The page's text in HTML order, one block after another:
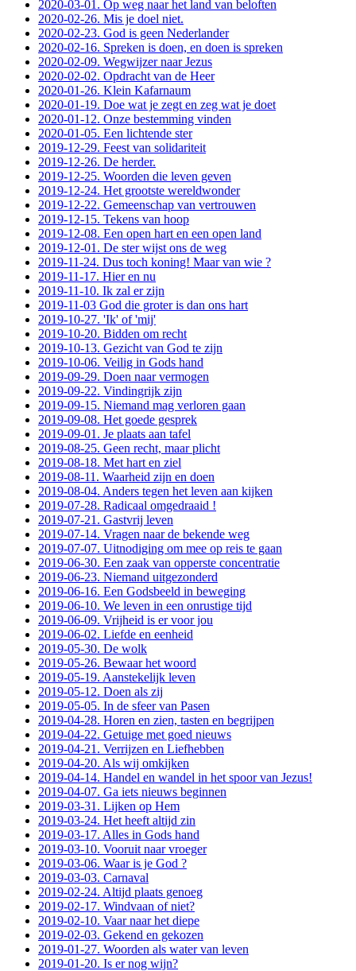
2020-03-01. Op weg naar het land van beloften
2020-02-26. Mis je doel niet.
2020-02-23. God is geen Nederlander
2020-02-16. Spreken is doen, en doen is spreken
2020-02-09. Wegwijzer naar Jezus
2020-02-02. Opdracht van de Heer
2020-01-26. Klein Kafarnaum
2020-01-19. Doe wat je zegt en zeg wat je doet
2020-01-12. Onze bestemming vinden
2020-01-05. Een lichtende ster
2019-12-29. Feest van solidariteit
2019-12-26. De herder.
2019-12-25. Woorden die leven geven
2019-12-24. Het grootste wereldwonder
2019-12-22. Gemeenschap van vertrouwen
2019-12-15. Tekens van hoop
2019-12-08. Een open hart en een open land
2019-12-01. De ster wijst ons de weg
2019-11-24. Dus toch koning! Maar van wie ?
2019-11-17. Hier en nu
2019-11-10. Ik zal er zijn
2019-11-03 God die groter is dan ons hart
2019-10-27. 'Ik' of 'mij'
2019-10-20. Bidden om recht
2019-10-13. Gezicht van God te zijn
2019-10-06. Veilig in Gods hand
2019-09-29. Doen naar vermogen
2019-09-22. Vindingrijk zijn
2019-09-15. Niemand mag verloren gaan
2019-09-08. Het goede gesprek
2019-09-01. Je plaats aan tafel
2019-08-25. Geen recht, maar plicht
2019-08-18. Met hart en ziel
2019-08-11. Waarheid zijn en doen
2019-08-04. Anders tegen het leven aan kijken
2019-07-28. Radicaal omgedraaid !
2019-07-21. Gastvrij leven
2019-07-14. Vragen naar de bekende weg
2019-07-07. Uitnodiging om mee op reis te gaan
2019-06-30. Een zaak van opperste concentratie
2019-06-23. Niemand uitgezonderd
2019-06-16. Een Godsbeeld in beweging
2019-06-10. We leven in een onrustige tijd
2019-06-09. Vrijheid is er voor jou
2019-06-02. Liefde en eenheid
2019-05-30. De wolk
2019-05-26. Bewaar het woord
2019-05-19. Aanstekelijk leven
2019-05-12. Doen als zij
2019-05-05. In de sfeer van Pasen
2019-04-28. Horen en zien, tasten en begrijpen
2019-04-22. Getuige met goed nieuws
2019-04-21. Verrijzen en Liefhebben
2019-04-20. Als wij omkijken
2019-04-14. Handel en wandel in het spoor van Jezus!
2019-04-07. Ga iets nieuws beginnen
2019-03-31. Lijken op Hem
2019-03-24. Het heeft altijd zin
2019-03-17. Alles in Gods hand
2019-03-10. Vooruit naar vroeger
2019-03-06. Waar is je God ?
2019-03-03. Carnaval
2019-02-24. Altijd plaats genoeg
2019-02-17. Windvaan of niet?
2019-02-10. Vaar naar het diepe
2019-02-03. Gekend en gekozen
2019-01-27. Woorden als water van leven
2019-01-20. Is er nog wijn?